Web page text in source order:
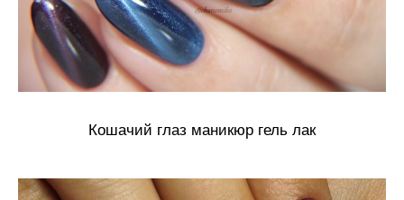
Кошачий глаз маникюр гель лак